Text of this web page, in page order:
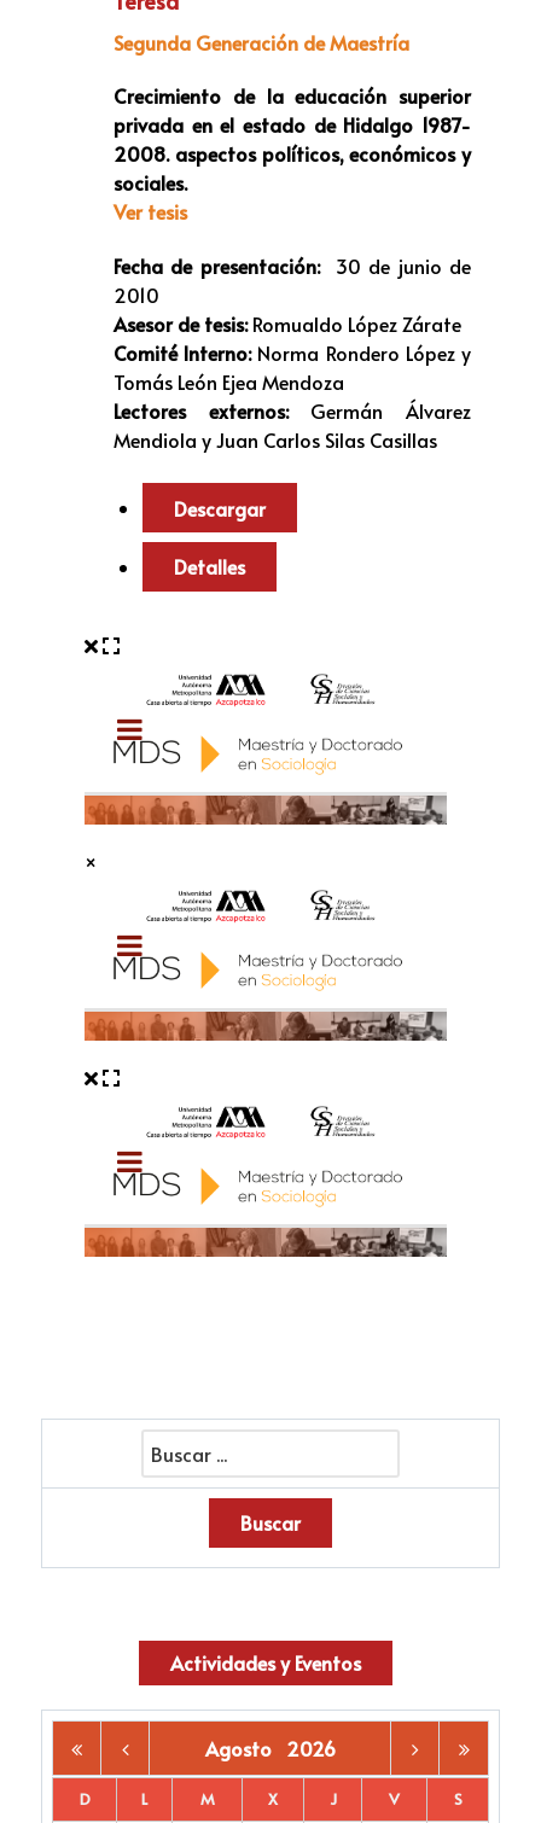
Segunda Generación de Maestría
Crecimiento de la educación superior
privada en el estado de Hidalgo 1987-
2008. aspectos políticos, económicos y
sociales.
Ver tesis
Fecha de presentación: 30 de junio de
2010
Asesor de tesis:Romualdo López Zárate
Comité Interno: Norma Rondero López y
Tomás León Ejea Mendoza
Lectores externos: Germán Álvarez
Mendiola y Juan Carlos Silas Casillas
Descargar
Detalles
×
Actividades y Eventos
Agosto 2026
D L M X J V
S